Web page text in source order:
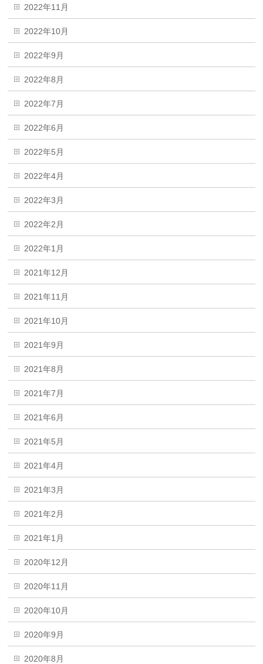
2022年11月
2022年10月
2022年9月
2022年8月
2022年7月
2022年6月
2022年5月
2022年4月
2022年3月
2022年2月
2022年1月
2021年12月
2021年11月
2021年10月
2021年9月
2021年8月
2021年7月
2021年6月
2021年5月
2021年4月
2021年3月
2021年2月
2021年1月
2020年12月
2020年11月
2020年10月
2020年9月
2020年8月